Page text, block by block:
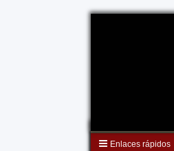
Enlaces rápidos